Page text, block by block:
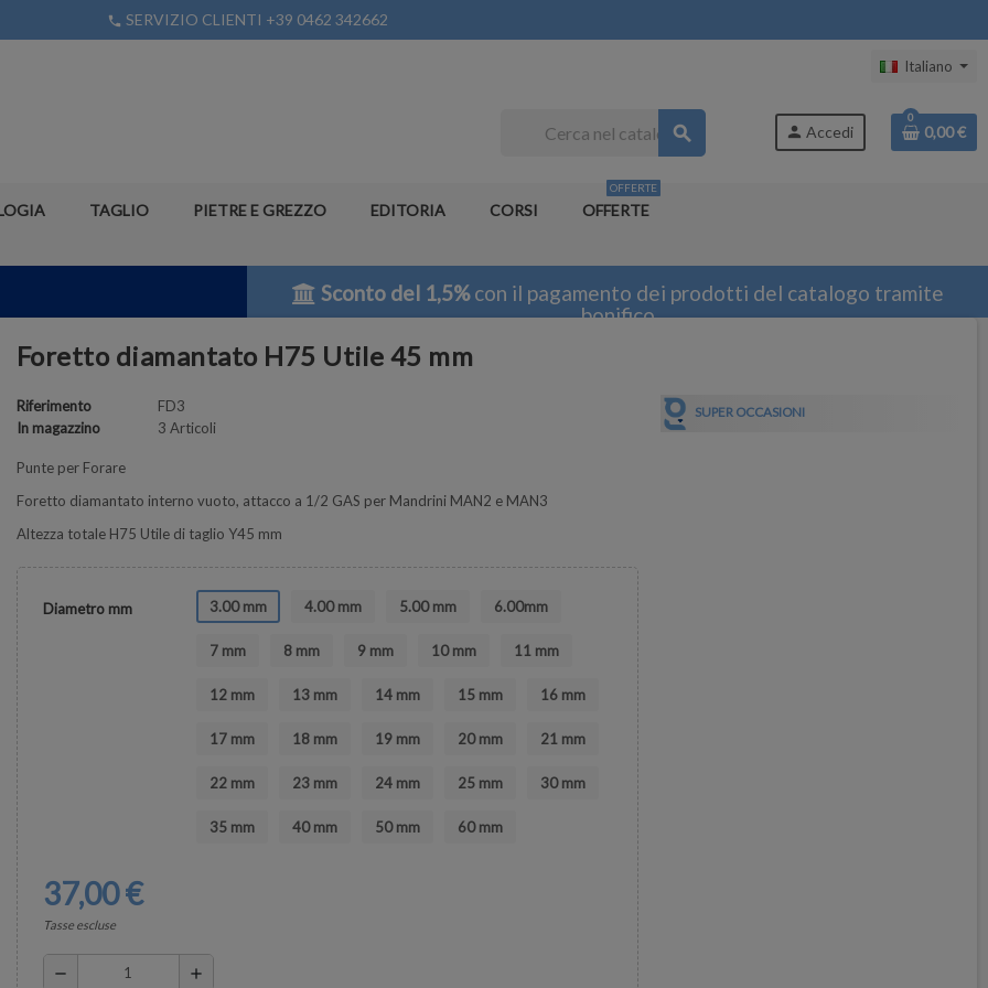
phone SERVIZIO CLIENTI +39 0462 342662
Italiano
search person Accedi
0
0,00 €
TAGLIO PIETRE E GREZZO EDITORIA CORSI OFFERTE
OFFERTE
Sconto del 1,5%con il pagamento dei prodotti del catalogo tramite
bonifico
Foretto diamantato H75 Utile 45 mm
Riferimento
FD3
In magazzino
3 Articoli
Punte per Forare
Foretto diamantato interno vuoto, attacco a 1/2 GAS per Mandrini MAN2 e MAN3
Altezza totale H75 Utile di taglio Y45 mm
Diametro mm 3.00 mm 4.00 mm 5.00 mm 6.00mm
7 mm 8 mm 9 mm 10 mm 11 mm
12 mm 13 mm 14 mm 15 mm 16 mm
17 mm 18 mm 19 mm 20 mm 21 mm
22 mm 23 mm 24 mm 25 mm 30 mm
35 mm 40 mm 50 mm 60 mm
37,00 €
Tasse escluse
remove add
SUPER OCCASIONI